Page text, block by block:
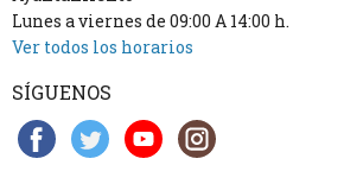
Lunes a viernes de 09:00 A 14:00 h.
Ver todos los horarios
SÍGUENOS